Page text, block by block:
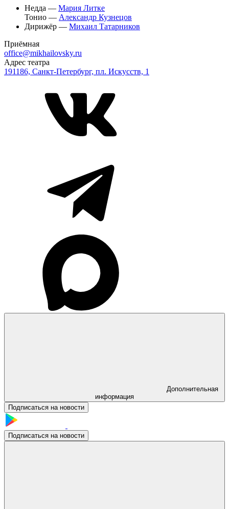
Недда — Мария Литке
Тонио — Александр Кузнецов
Дирижёр — Михаил Татарников
Приёмная
office@mikhailovsky.ru
Адрес театра
191186, Санкт-Петербург, пл. Искусств, 1
Дополнительная
информация
Подписаться на новости
Подписаться на новости